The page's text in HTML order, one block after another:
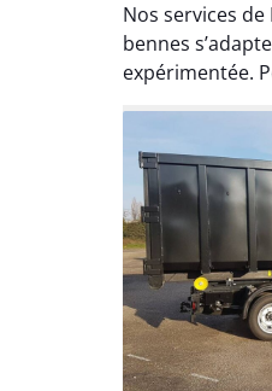
Nos services
bennes
expérimentée.